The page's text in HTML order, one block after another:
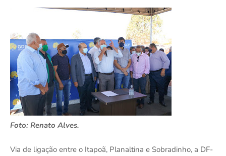
Foto: Renato Alves.
Via de ligação entre o Itapoã, Planaltina e Sobradinho, a DF-